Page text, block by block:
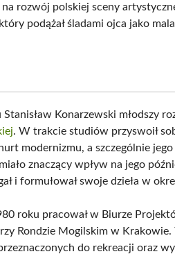
rozwój polskiej sceny
podążał śladami ojca jako
Konarzewski młodszy
. W trakcie studiów przyswoił
modernizmu, a szczególnie
znaczący wpływ na jego
i formułował swoje dzieła w
roku pracował w Biurze
Rondzie Mogilskim w
do rekreacji oraz